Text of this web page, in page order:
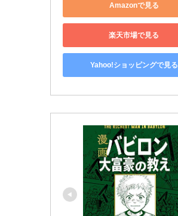
Amazonで見る
楽天市場で見る
Yahoo!ショッピングで見る